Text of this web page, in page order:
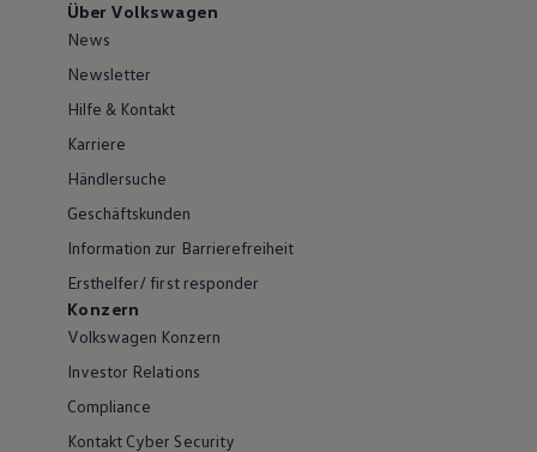
Über Volkswagen
News
Newsletter
Hilfe & Kontakt
Karriere
Händlersuche
Geschäftskunden
Information zur Barrierefreiheit
Ersthelfer/ first responder
Konzern
Volkswagen Konzern
Investor Relations
Compliance
Kontakt Cyber Security